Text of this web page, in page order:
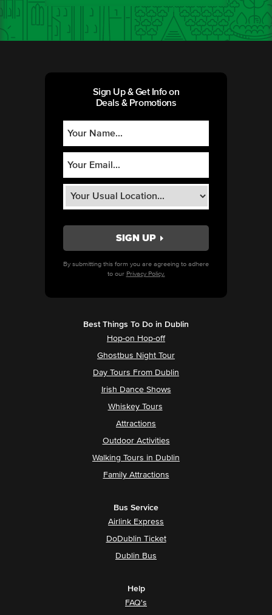
Sign Up & Get Info on
Deals & Promotions
By submitting this form you are agreeing to adhere
to our Privacy Policy.
Best Things To Do in Dublin
Hop-on Hop-off
Ghostbus Night Tour
Day Tours From Dublin
Irish Dance Shows
Whiskey Tours
Attractions
Outdoor Activities
Walking Tours in Dublin
Family Attractions
Bus Service
Airlink Express
DoDublin Ticket
Dublin Bus
Help
FAQ's